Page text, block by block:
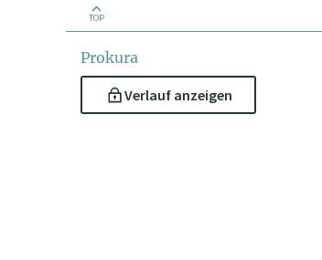
TOP
Prokura
Verlauf anzeigen